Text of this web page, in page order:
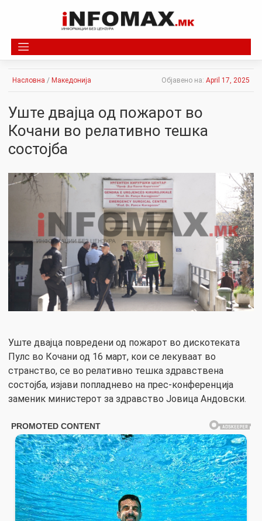
Насловна / Македонија Објавено на: April 17, 2025
Уште двајца од пожарот во
Кочани во релативно тешка
состојба
Уште двајца повредени од пожарот во дискотеката
Пулс во Кочани од 16 март, кои се лекуваат во
странство, се во релативно тешка здравствена
состојба, изјави попладнево на прес-конференција
заменик министерот за здравство Јовица Андовски.